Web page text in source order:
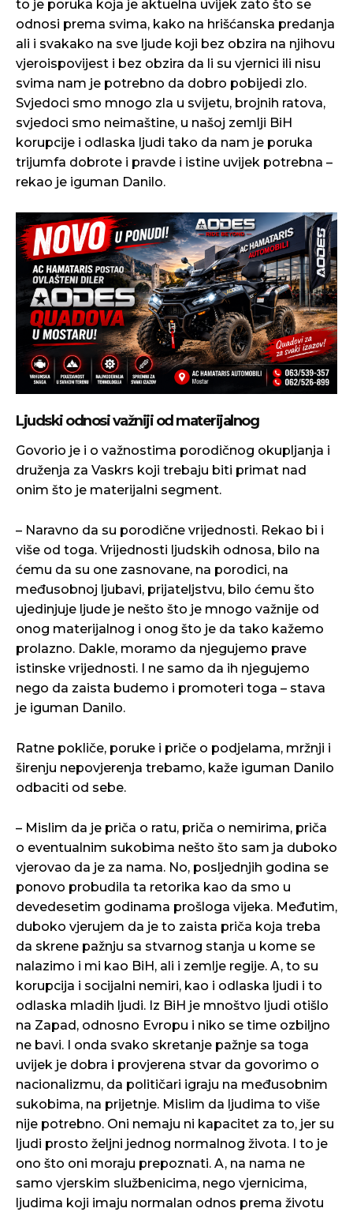
to je poruka koja je aktuelna uvijek zato što se
odnosi prema svima, kako na hrišćanska predanja
ali i svakako na sve ljude koji bez obzira na njihovu
vjeroispovijest i bez obzira da li su vjernici ili nisu
svima nam je potrebno da dobro pobijedi zlo.
Svjedoci smo mnogo zla u svijetu, brojnih ratova,
svjedoci smo neimaštine, u našoj zemlji BiH
korupcije i odlaska ljudi tako da nam je poruka
trijumfa dobrote i pravde i istine uvijek potrebna –
rekao je iguman Danilo.
Ljudski odnosi važniji od materijalnog
Govorio je i o važnostima porodičnog okupljanja i
druženja za Vaskrs koji trebaju biti primat nad
onim što je materijalni segment.
– Naravno da su porodične vrijednosti. Rekao bi i
više od toga. Vrijednosti ljudskih odnosa, bilo na
ćemu da su one zasnovane, na porodici, na
međusobnoj ljubavi, prijateljstvu, bilo ćemu što
ujedinjuje ljude je nešto što je mnogo važnije od
onog materijalnog i onog što je da tako kažemo
prolazno. Dakle, moramo da njegujemo prave
istinske vrijednosti. I ne samo da ih njegujemo
nego da zaista budemo i promoteri toga – stava
je iguman Danilo.
Ratne pokliče, poruke i priče o podjelama, mržnji i
širenju nepovjerenja trebamo, kaže iguman Danilo
odbaciti od sebe.
– Mislim da je priča o ratu, priča o nemirima, priča
o eventualnim sukobima nešto što sam ja duboko
vjerovao da je za nama. No, posljednjih godina se
ponovo probudila ta retorika kao da smo u
devedesetim godinama prošloga vijeka. Međutim,
duboko vjerujem da je to zaista priča koja treba
da skrene pažnju sa stvarnog stanja u kome se
nalazimo i mi kao BiH, ali i zemlje regije. A, to su
korupcija i socijalni nemiri, kao i odlaska ljudi i to
odlaska mladih ljudi. Iz BiH je mnoštvo ljudi otišlo
na Zapad, odnosno Evropu i niko se time ozbiljno
ne bavi. I onda svako skretanje pažnje sa toga
uvijek je dobra i provjerena stvar da govorimo o
nacionalizmu, da političari igraju na međusobnim
sukobima, na prijetnje. Mislim da ljudima to više
nije potrebno. Oni nemaju ni kapacitet za to, jer su
ljudi prosto željni jednog normalnog života. I to je
ono što oni moraju prepoznati. A, na nama ne
samo vjerskim službenicima, nego vjernicima,
ljudima koji imaju normalan odnos prema životu